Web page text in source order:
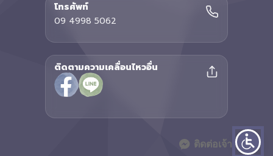
โทรศัพท์
09 4998 5062
ติดตามความเคลื่อนไหวอื่น
ติดต่อเจ้าหน้าที่